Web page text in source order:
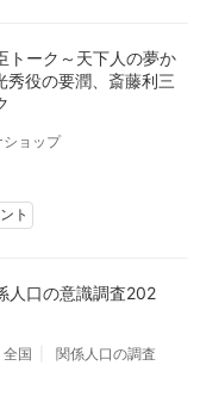
トーク～天下人の夢か
役の要潤、斎藤利三
ショップ
ト
人口の意識調査202
全国
関係人口の調査